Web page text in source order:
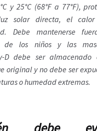
y 25°C (68°F a 77°F),
solar directa, el
Debe mantenerse
de los niños y las
D debe ser almacenado
original y no debe ser
o humedad extremas.